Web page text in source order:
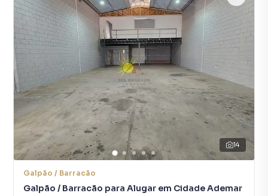
14
Galpão / Barracão
Galpão / Barracão para Alugar em Cidade Ademar